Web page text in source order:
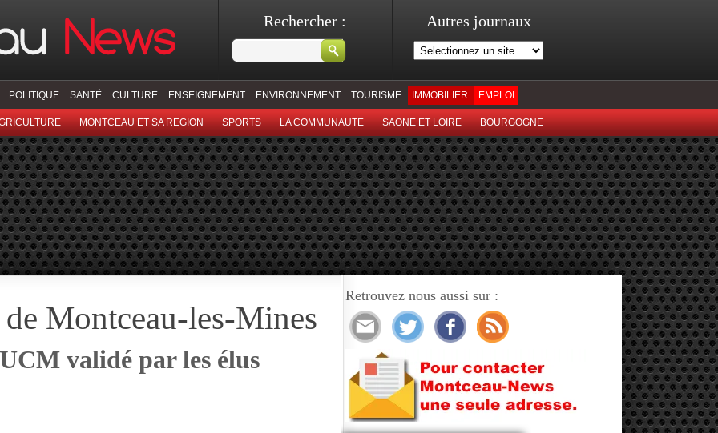
Rechercher : Autres journaux
POLITIQUE SANTÉ CULTURE ENSEIGNEMENT ENVIRONNEMENT TOURISME IMMOBILIER EMPLOI
MONTCEAU ET SA REGION SPORTS LA COMMUNAUTE SAONE ET LOIRE BOURGOGNE
Montceau-les-Mines
validé par les élus
Retrouvez nous aussi sur :